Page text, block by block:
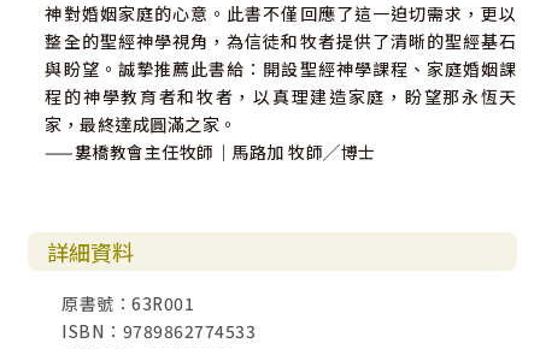
神對婚姻家庭的心意。此書不僅回應了這一迫切需求，更以
整全的聖經神學視角，為信徒和牧者提供了清晰的聖經基石
與盼望。誠摯推薦此書給：開設聖經神學課程、家庭婚姻課
程的神學教育者和牧者，以真理建造家庭，盼望那永恆天
家，最終達成圓滿之家。
——婁橋教會主任牧師｜馬路加 牧師╱博士
詳細資料
原書號：63R001
ISBN：9789862774533